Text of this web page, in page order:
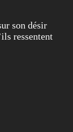
son désir
ressentent